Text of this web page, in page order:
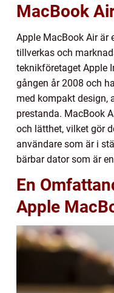
MacBook
Apple MacBook Air är
tillverkas och
teknikföretaget Apple
gången år 2008 och
med kompakt design,
prestanda. MacBook
och lätthet, vilket gör
användare som är i
bärbar dator som är
En
Apple